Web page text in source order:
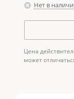
Нет в
Цена
может